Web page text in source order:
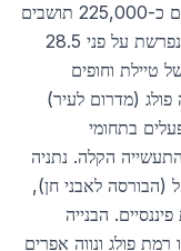
נתניה היא העיר השביעית בגודלה בישראל עם כ-225,000 תושבים
(נתוני 2026) והבירה של מחוז השרון. העיר נפרשת על פני 28.5
התיכון, עם 14 קמ״ר של טיילת וחופים
פולג (מדרום לעיר)
בתחומי
הקלה. נתניה
(הבורסה לאבני חן),
הבנייה
פולג ונווה אפרים